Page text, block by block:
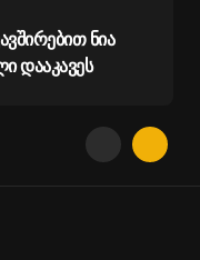
ნია
დააკავეს